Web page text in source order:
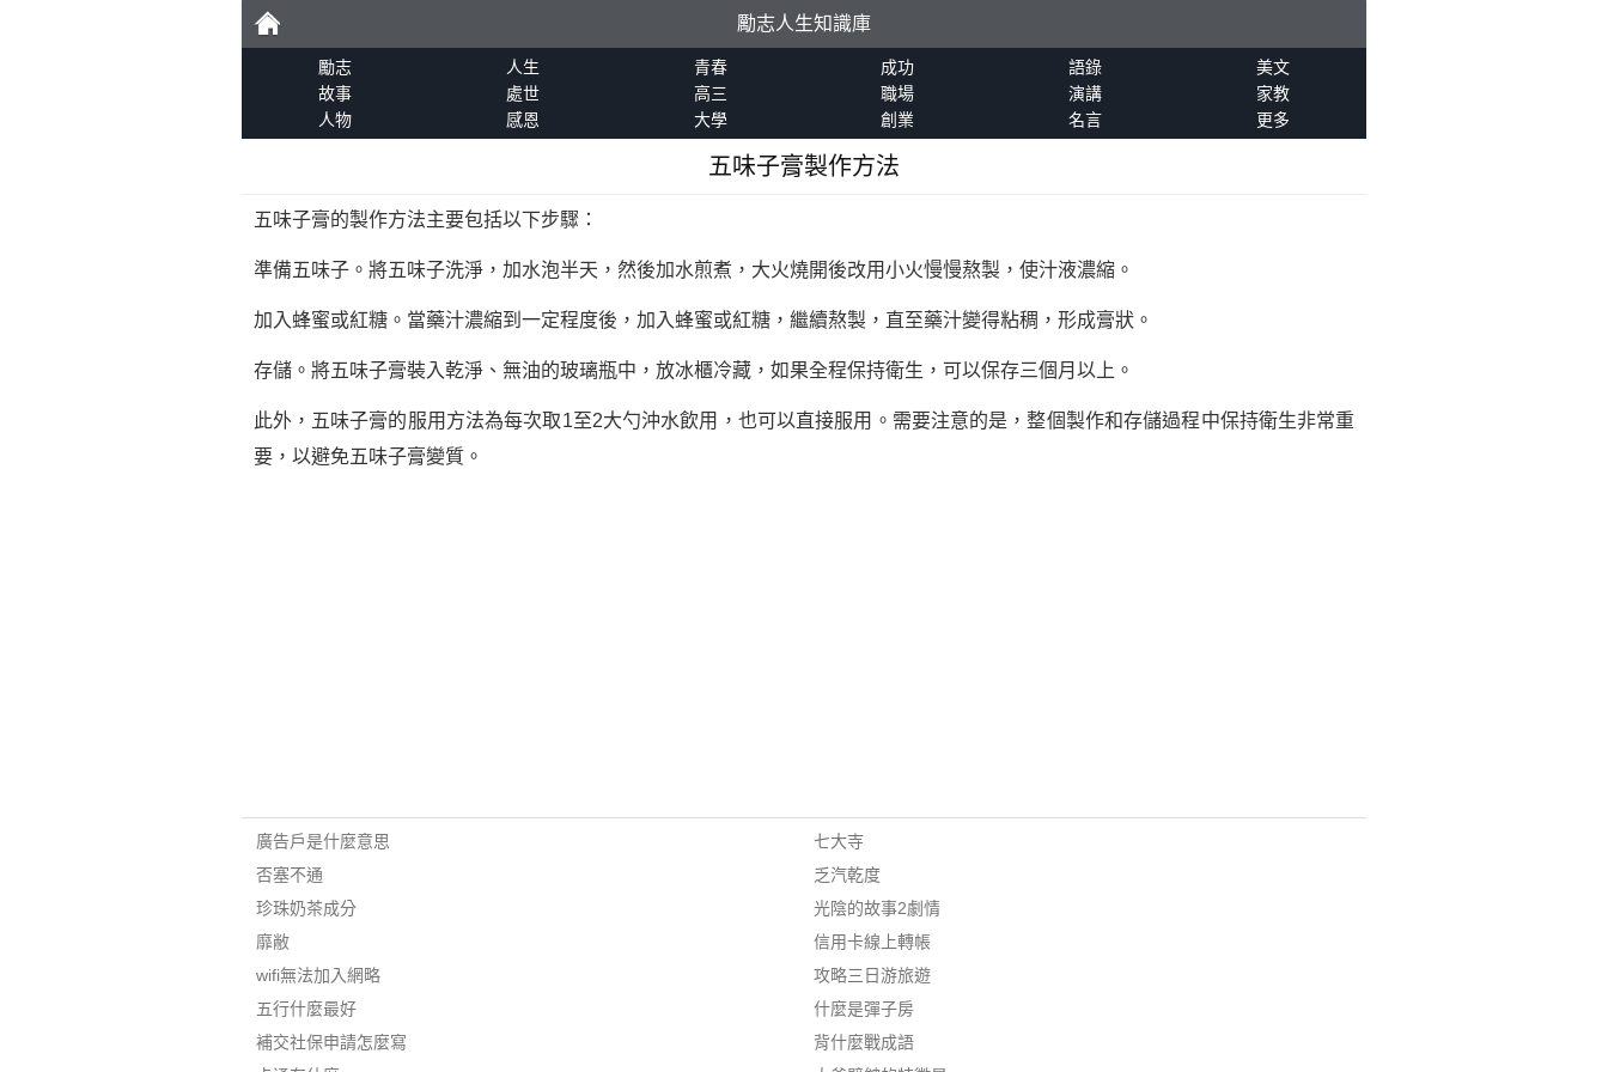
勵
勵志人生知識庫
勵志 人生 青春 成功 語錄
美文
故事
處世 高三 職場 演講
家教
人物
感恩 大學 創業 名言 更多
五味子膏製作方法
五味子膏的製作方法主要包括以下步驟：
準備五味子。將五味子洗淨，加水泡半天，然後加水煎煮，大火燒開後改用小火慢慢熬製，使汁液濃縮。
加入蜂蜜或紅糖。當藥汁濃縮到一定程度後，加入蜂蜜或紅糖，繼續熬製，直至藥汁變得粘稠，形成膏狀。
存儲。將五味子膏裝入乾淨、無油的玻璃瓶中，放冰櫃冷藏，如果全程保持衛生，可以保存三個月以上。
此外，五味子膏的服用方法為每次取1至2大勺沖水飲用，也可以直接服用。需要注意的是，整個製作和存儲過程中保持衛生非常重
要，以避免五味子膏變質。
廣告戶是什麼意思
否塞不通
珍珠奶茶成分
靡敝
wifi無法加入網略
五行什麼最好
補交社保申請怎麼寫
七大寺
乏汽乾度
光陰的故事2劇情
信用卡線上轉帳
攻略三日游旅遊
什麼是彈子房
背什麼戰成語